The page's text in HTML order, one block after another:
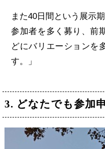
また40日間という展示
参加者を多く募り、前
どにバリエーションを
す。」
3. どなたでも参加